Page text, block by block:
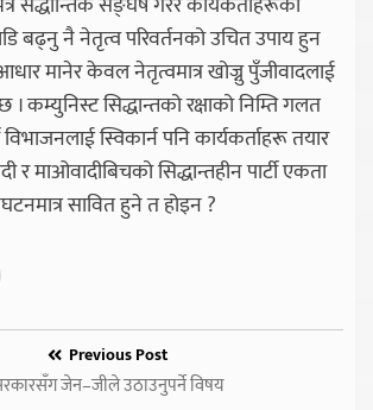
बढ्नु नै नेतृत्व परिवर्तनको उचित उपाय हुन
मानेर केवल नेतृत्वमात्र खोज्नु पुँजीवादलाई
। कम्युनिस्ट सिद्धान्तको रक्षाको निम्ति गलत
विभाजनलाई स्विकार्न पनि कार्यकर्ताहरू तयार
र माओवादीबिचको सिद्धान्तहीन पार्टी एकता
सावित हुने त होइन ?
Previous Post
जेन–जीले उठाउनुपर्ने विषय